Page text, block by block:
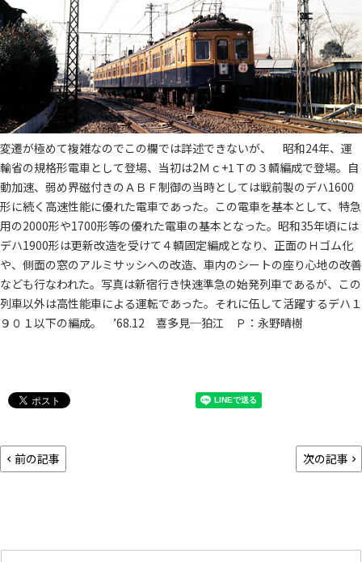
変遷が極めて複雑なのでこの欄では詳述できないが、 昭和24年、運
輸省の規格形電車として登場、当初は2Ｍｃ+1Ｔの３輌編成で登場。自
動加速、弱め界磁付きのＡＢＦ制御の当時としては戦前製のデハ1600
形に続く高速性能に優れた電車であった。この電車を基本として、特急
用の2000形や1700形等の優れた電車の基本となった。昭和35年頃には
デハ1900形は更新改造を受けて４輌固定編成となり、正面のＨゴム化
や、側面の窓のアルミサッシへの改造、車内のシートの座り心地の改善
なども行なわれた。写真は新宿行き快速準急の始発列車であるが、この
列車以外は高性能車による運転であった。それに伍して活躍するデハ１
９０１以下の編成。 ’68.12 喜多見─狛江 Ｐ：永野晴樹
前の記事 次の記事